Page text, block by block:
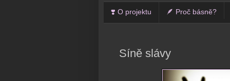
❣️ O projektu 🪶 Proč básně?
Síně slávy